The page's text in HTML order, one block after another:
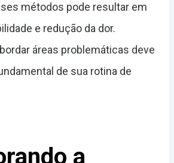
métodos pode resultar em
e redução da dor.
áreas problemáticas deve
de sua rotina de
a